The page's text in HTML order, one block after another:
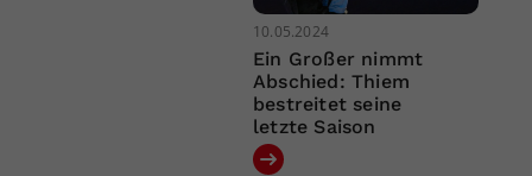
10.05.2024
Ein Großer nimmt
Abschied: Thiem
bestreitet seine
letzte Saison